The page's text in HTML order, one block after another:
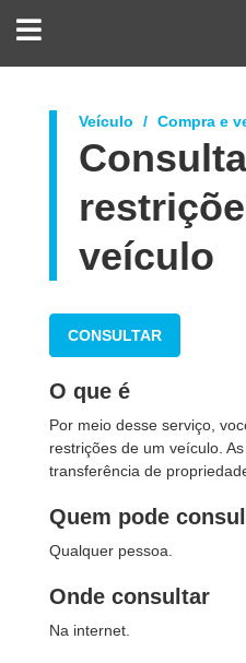
DO
Veículo Compra e
veículo
CONSULTAR
O que é
Por meio desse serviço,
restrições de um veículo.
transferência de
Quem pode
Qualquer pessoa.
Onde consultar
Na internet.